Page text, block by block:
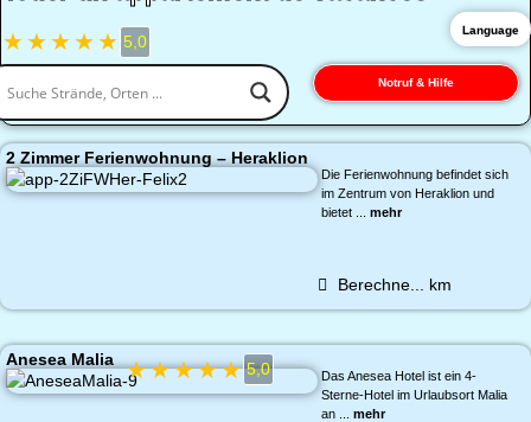
Notruf & Hilfe
★★★★★ 5,0
2 Zimmer Ferienwohnung – Heraklion
Die Ferienwohnung befindet sich
im Zentrum von Heraklion und
bietet ... mehr
Berechne... km
Anesea Malia ★★★★★ 5,0
Das Anesea Hotel ist ein 4-
Sterne-Hotel im Urlaubsort Malia
an ... mehr
Language